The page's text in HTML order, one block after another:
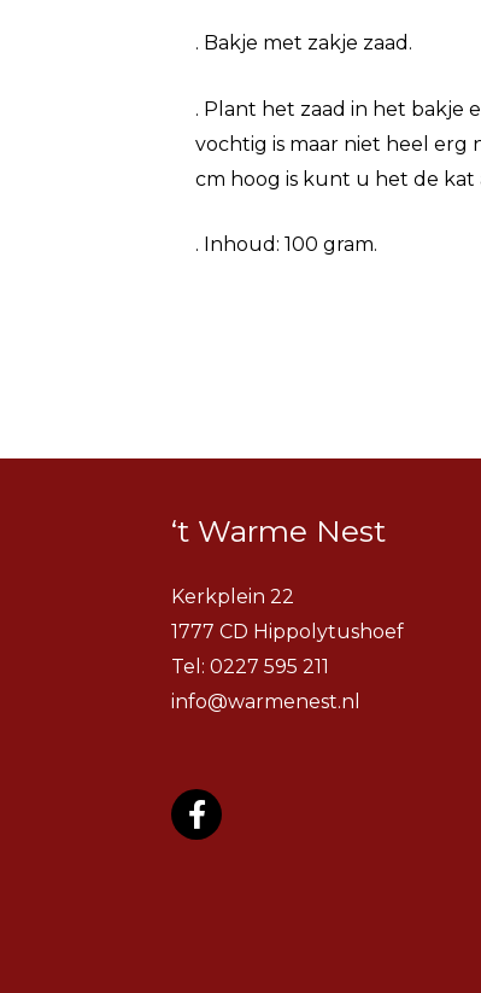
. Bakje met zakje zaad.
. Plant het zaad in het bakje
vochtig is maar niet heel erg
cm hoog is kunt u het de kat
. Inhoud: 100 gram.
‘t Warme Nest
Kerkplein 22
1777 CD Hippolytushoef
Tel: 0227 595 211
info@warmenest.nl